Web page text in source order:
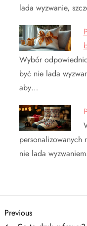
lada wyzwanie,
Wybór
być nie lada
aby…
personalizowanych
nie lada
N
Previous
Previous